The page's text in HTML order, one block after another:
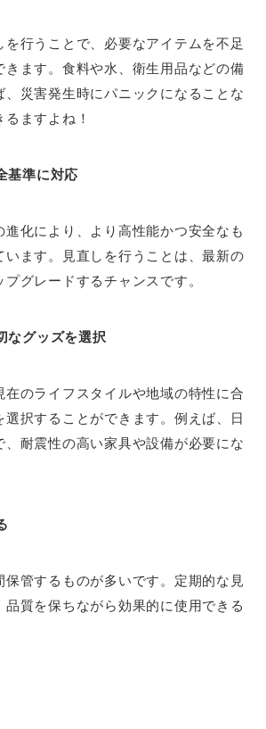
を行うことで、必要なアイテムを不足
きます。食料や水、衛生用品などの備
、災害発生時にパニックになることな
ますよね！
基準に対応
進化により、より高性能かつ安全なも
います。見直しを行うことは、最新の
グレードするチャンスです。
なグッズを選択
在のライフスタイルや地域の特性に合
選択することができます。例えば、日
、耐震性の高い家具や設備が必要にな
保管するものが多いです。定期的な見
質を保ちながら効果的に使用できる